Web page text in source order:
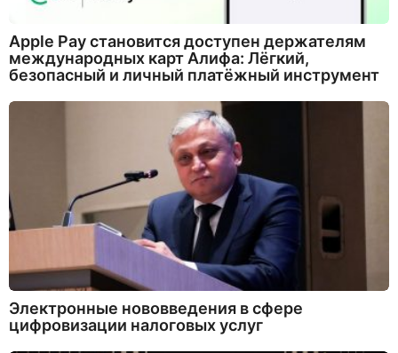
Apple Pay становится доступен держателям
международных карт Алифа: Лёгкий,
безопасный и личный платёжный инструмент
Электронные нововведения в сфере
цифровизации налоговых услуг